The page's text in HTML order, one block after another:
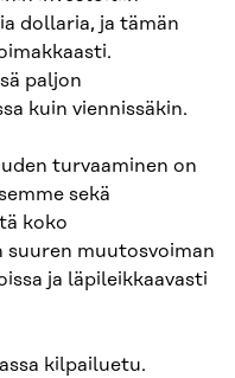
dollaria, ja tämän
paljon
kuin viennissäkin.
turvaaminen on
sekä
koko
suuren muutosvoiman
ja läpileikkaavasti
kilpailuetu.